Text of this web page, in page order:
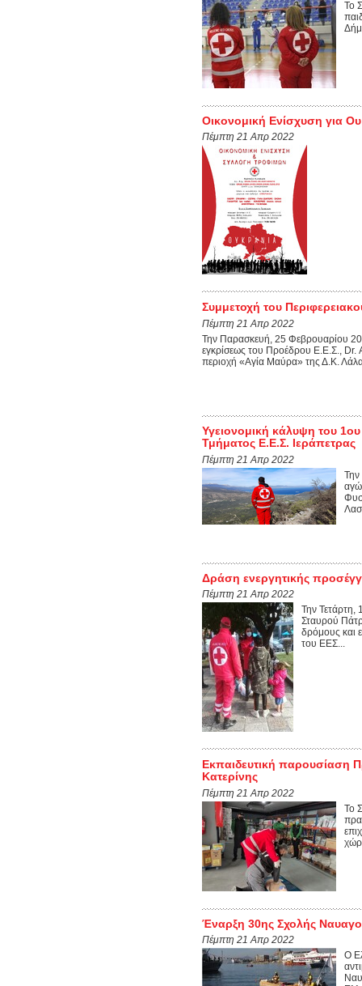
Το
Οικονομική Ενίσχυση για
Πέμπτη 21 Απρ 2022
Συμμετοχή του
Πέμπτη 21 Απρ 2022
Την Παρασκευή, 25 Φεβρουαρίου
εγκρίσεως του Προέδρου Ε.Ε.Σ., Dr.
περιοχή «Αγία Μαύρα» της Δ.Κ.
Υγειονομική κάλυψη του
Τμήματος Ε.Ε.Σ. Ιεράπετρας
Πέμπτη 21 Απρ 2022
Την
Δράση ενεργητικής
Πέμπτη 21 Απρ 2022
Την Τετάρτη,
Σταυρού
δρόμους και
του ΕΕΣ...
Εκπαιδευτική παρουσίαση
Κατερίνης
Πέμπτη 21 Απρ 2022
Το
Έναρξη 30ης Σχολής
Πέμπτη 21 Απρ 2022
Ο